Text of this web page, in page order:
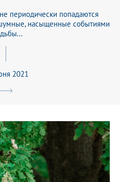
периодически попадаются
насыщенные событиями
2021